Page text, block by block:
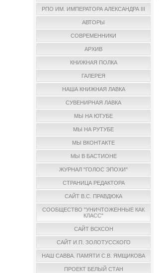
РПО ИМ. ИМПЕРАТОРА АЛЕКСАНДРА III
АВТОРЫ
СОВРЕМЕННИКИ
АРХИВ
КНИЖНАЯ ПОЛКА
ГАЛЕРЕЯ
НАША КНИЖНАЯ ЛАВКА
СУВЕНИРНАЯ ЛАВКА
МЫ НА ЮТУБЕ
МЫ НА РУТУБЕ
МЫ ВКОНТАКТЕ
МЫ В БАСТИОНЕ
ЖУРНАЛ "ГОЛОС ЭПОХИ"
СТРАНИЦА РЕДАКТОРА
САЙТ В.С. ПРАВДЮКА
СООБЩЕСТВО "УНИЧТОЖЕННЫЕ КАК
КЛАСС"
САЙТ ВСХСОН
САЙТ И.П. ЗОЛОТУССКОГО
НАШ САВВА. ПАМЯТИ С.В. ЯМЩИКОВА
ПРОЕКТ БЕЛЫЙ СТАН